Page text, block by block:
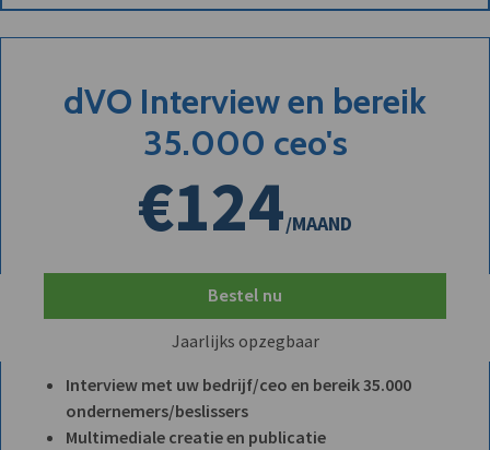
dVO Interview en bereik
35.000 ceo's
€124/MAAND
Bestel nu
Jaarlijks opzegbaar
Interview met uw bedrijf/ceo en bereik 35.000
ondernemers/beslissers
Multimediale creatie en publicatie